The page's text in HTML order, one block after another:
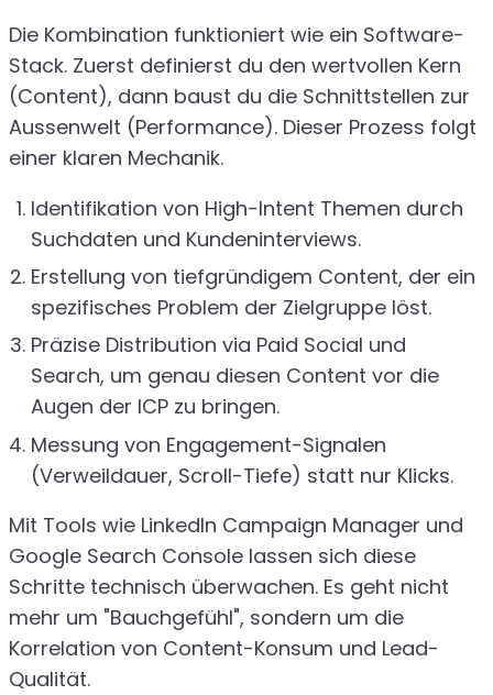
Die Kombination funktioniert wie ein Software-
Stack. Zuerst definierst du den wertvollen Kern
(Content), dann baust du die Schnittstellen zur
Aussenwelt (Performance). Dieser Prozess folgt
einer klaren Mechanik.
Identifikation von High-Intent Themen durch
Suchdaten und Kundeninterviews.
Erstellung von tiefgründigem Content, der ein
spezifisches Problem der Zielgruppe löst.
Präzise Distribution via Paid Social und
Search, um genau diesen Content vor die
Augen der ICP zu bringen.
Messung von Engagement-Signalen
(Verweildauer, Scroll-Tiefe) statt nur Klicks.
Mit Tools wie LinkedIn Campaign Manager und
Google Search Console lassen sich diese
Schritte technisch überwachen. Es geht nicht
mehr um "Bauchgefühl", sondern um die
Korrelation von Content-Konsum und Lead-
Qualität.